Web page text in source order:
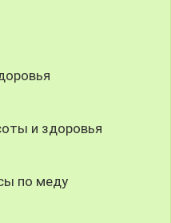
и здоровья
по меду